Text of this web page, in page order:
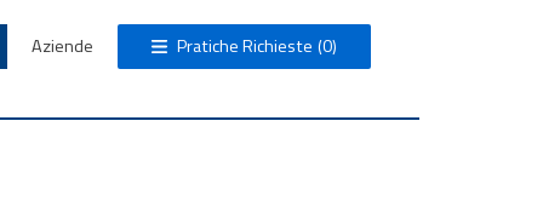
Aziende Pratiche Richieste (0)